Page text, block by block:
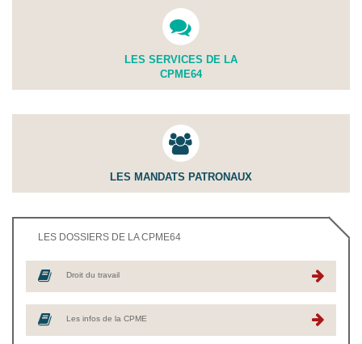
LES SERVICES DE LA
CPME64
LES MANDATS PATRONAUX
LES DOSSIERS DE LA CPME64
Droit du travail
Les infos de la CPME